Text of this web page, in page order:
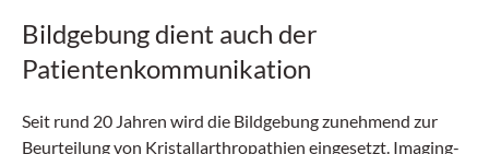
Bildgebung dient auch der
Patientenkommunikation
Seit rund 20 Jahren wird die Bildgebung zunehmend zur
Beurteilung von Kristallarthropathien eingesetzt. Imaging-